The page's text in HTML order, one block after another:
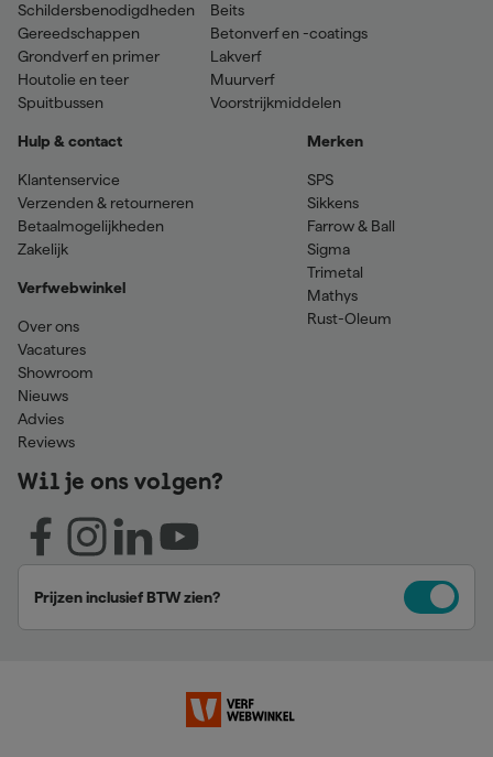
Schildersbenodigdheden
Gereedschappen
Grondverf en primer
Houtolie en teer
Spuitbussen
Beits
Betonverf en -coatings
Lakverf
Muurverf
Voorstrijkmiddelen
Hulp & contact
Klantenservice
Verzenden & retourneren
Betaalmogelijkheden
Zakelijk
Verfwebwinkel
Over ons
Vacatures
Showroom
Nieuws
Advies
Reviews
Merken
SPS
Sikkens
Farrow & Ball
Sigma
Trimetal
Mathys
Rust-Oleum
Wil je ons volgen?
Prijzen inclusief BTW zien?